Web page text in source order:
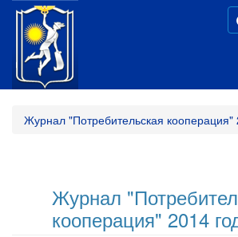
Журнал "Потребительская
Журнал
кооперация" 2014